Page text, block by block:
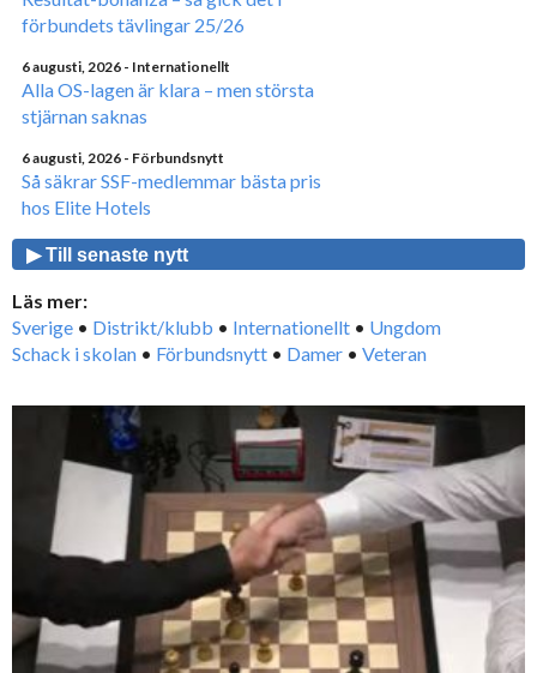
förbundets tävlingar 25/26
6 augusti, 2026 - Internationellt
Alla OS-lagen är klara – men största
stjärnan saknas
6 augusti, 2026 - Förbundsnytt
Så säkrar SSF-medlemmar bästa pris
hos Elite Hotels
▶ Till senaste nytt
Läs mer:
Sverige • Distrikt/klubb • Internationellt • Ungdom
Schack i skolan • Förbundsnytt • Damer • Veteran